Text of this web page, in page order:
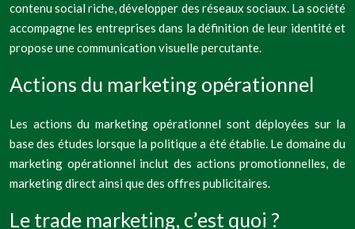
contenu social riche, développer des réseaux sociaux. La société
accompagne les entreprises dans la définition de leur identité et
propose une communication visuelle percutante.
Actions du marketing opérationnel
Les actions du marketing opérationnel sont déployées sur la
base des études lorsque la politique a été établie. Le domaine du
marketing opérationnel inclut des actions promotionnelles, de
marketing direct ainsi que des offres publicitaires.
Le trade marketing, c’est quoi ?